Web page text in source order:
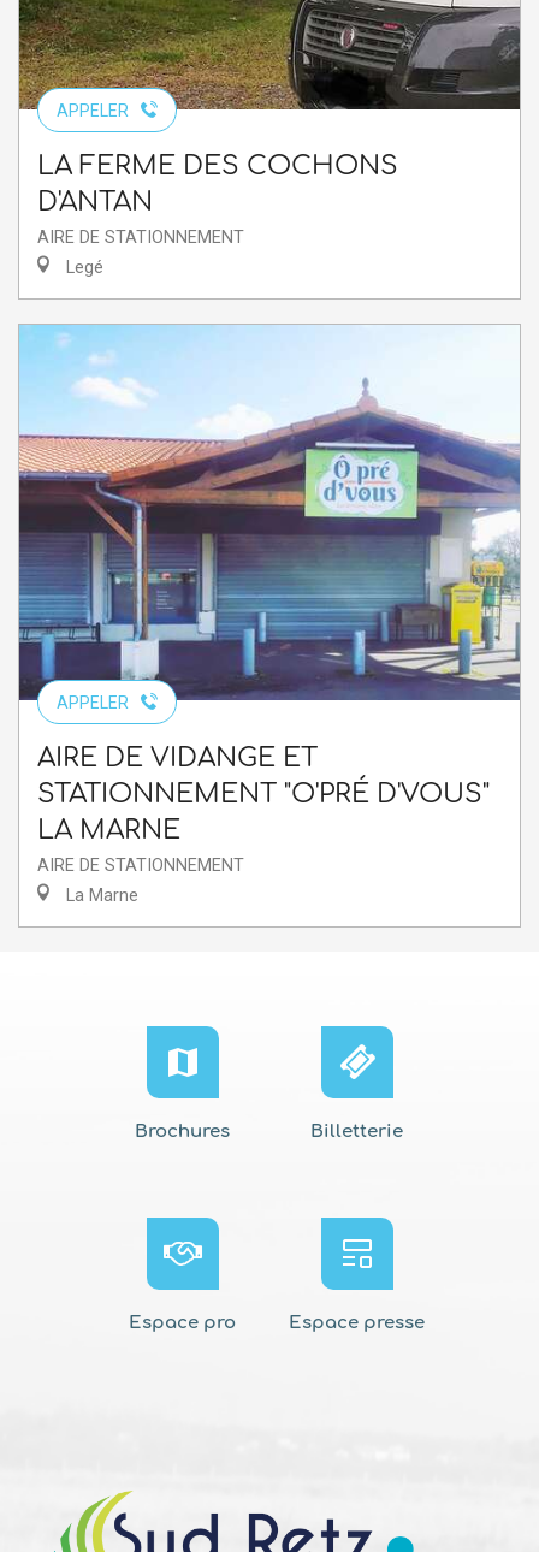
APPELER
LA FERME DES COCHONS
D'ANTAN
AIRE DE STATIONNEMENT
Legé
APPELER
AIRE DE VIDANGE ET
STATIONNEMENT "O'PRÉ D'VOUS"
LA MARNE
AIRE DE STATIONNEMENT
La Marne
Brochures Billetterie
Espace pro Espace presse